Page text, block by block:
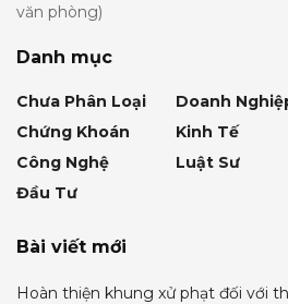
văn phòng)
Danh mục
Chưa Phân Loại
Chứng Khoán
Công Nghệ
Đầu Tư
Doanh
Kinh Tế
Luật Sư
Bài viết mới
Hoàn thiện khung xử phạt đối với